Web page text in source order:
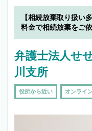
【相続放棄取り扱い
料金で相続放棄をご
弁護士法人せ
川支所
役所から近い オンライ